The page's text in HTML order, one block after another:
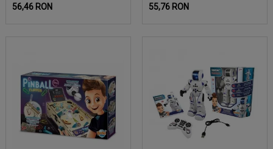
Pret
56,46 RON Pret
55,76 RON